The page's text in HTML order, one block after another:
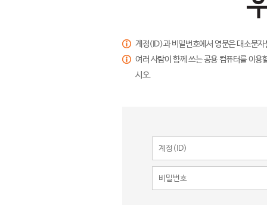
계정(ID)과 비밀번호에서 영문은 대소문
여러 사람이 함께 쓰는 공용 컴퓨터를 이
시오.